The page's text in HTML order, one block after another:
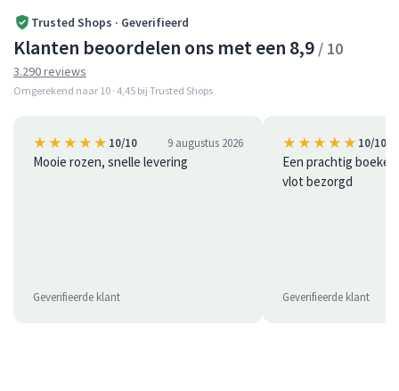
Trusted Shops · Geverifieerd
Klanten beoordelen ons met een 8,9 / 10
3.290 reviews
Omgerekend naar 10 · 4,45 bij Trusted Shops
★★★★★ 10/10 9 augustus 2026
Mooie rozen, snelle levering
Geverifieerde klant
★★★★★ 10/10
Een prachtig boeket
vlot bezorgd
Geverifieerde klant